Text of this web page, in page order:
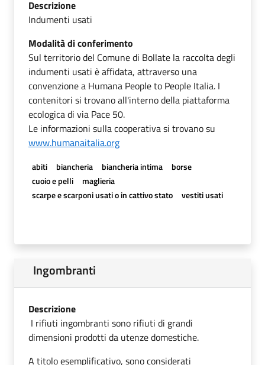
Descrizione
Indumenti usati
Modalità di conferimento
Sul territorio del Comune di Bollate la raccolta degli
indumenti usati è affidata, attraverso una
convenzione a Humana People to People Italia. I
contenitori si trovano all'interno della piattaforma
ecologica di via Pace 50.
Le informazioni sulla cooperativa si trovano su
www.humanaitalia.org
abiti biancheria biancheria intima
borse
cuoio e pelli
maglieria
scarpe e scarponi usati o in cattivo stato
vestiti usati
Ingombranti
Descrizione
I rifiuti ingombranti sono rifiuti di grandi
dimensioni prodotti da utenze domestiche.
A titolo esemplificativo, sono considerati